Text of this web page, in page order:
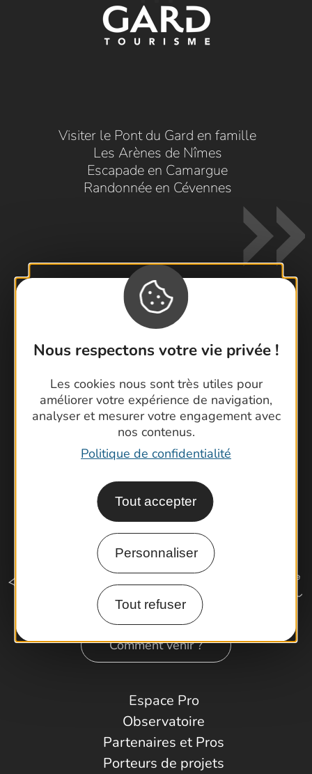
Nous respectons votre vie privée !
Les cookies nous sont très utiles pour
améliorer votre expérience de navigation,
analyser et mesurer votre engagement avec
nos contenus.
Politique de confidentialité
Tout accepter
Personnaliser
Tout refuser
Visiter le Pont du Gard en famille
Les Arènes de Nîmes
Escapade en Camargue
Randonnée en Cévennes
Contactez-nous !
Foire aux questions
Brochures
Cartoguides et Topoguides
Latitude Gard
Comment venir ?
Espace Pro
Observatoire
Partenaires et Pros
Porteurs de projets